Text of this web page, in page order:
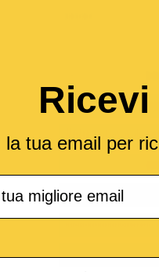
la tua email per